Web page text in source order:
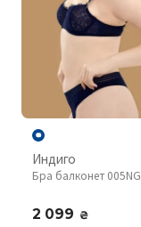
Индиго
Бра балконет 005NG
2 099 ₴